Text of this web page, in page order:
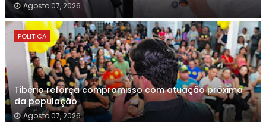
Agosto 07, 2026
POLITICA
Tibério reforça compromisso com atuação próxima
da população
Agosto 07, 2026